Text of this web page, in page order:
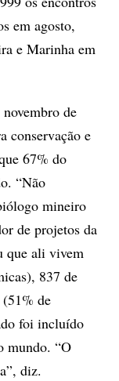
em agosto,
e Marinha em
de
conservação e
67% do
“Não
mineiro
de projetos da
que ali vivem
837 de
(51% de
foi incluído
mundo. “O
diz.